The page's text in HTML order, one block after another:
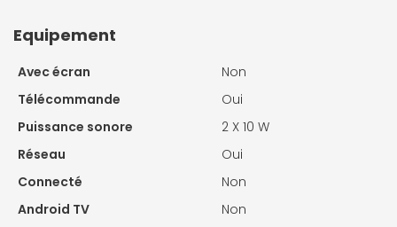
Equipement
Avec écran
Non
Télécommande
Oui
Puissance sonore
2 X 10 W
Réseau
Oui
Connecté
Non
Android TV
Non